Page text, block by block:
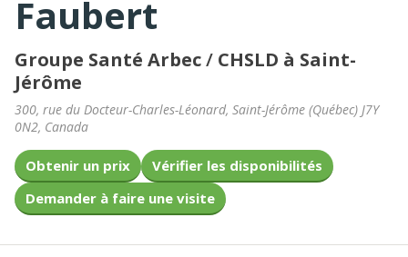
Faubert
Groupe Santé Arbec/ CHSLD à Saint-
Jérôme
300, rue du Docteur-Charles-Léonard, Saint-Jérôme (Québec) J7Y
0N2, Canada
Obtenir un prix
Vérifier les disponibilités
Demander à faire une visite